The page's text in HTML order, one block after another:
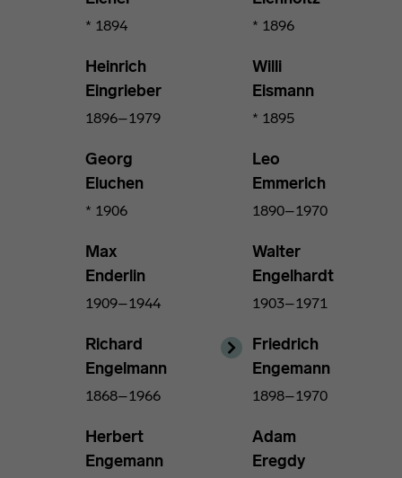
* 1894 * 1896
Heinrich
Eingrieber
1896–1979
Willi
Eismann
* 1895
Georg
Eluchen
* 1906
Leo
Emmerich
1890–1970
Max
Enderlin
1909–1944
Walter
Engelhardt
1903–1971
Richard
Engelmann
1868–1966
Friedrich
Engemann
1898–1970
Herbert
Engemann
Adam
Eregdy